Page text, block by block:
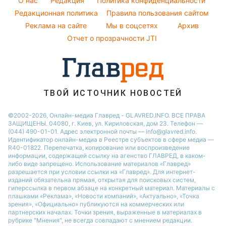
Новости Сум
Новости Черкассы
Пылевая буря
Модные ошибки
Новости моды
Советы от Андре Тана
Редакционная политика
Правила пользования сайтом
Реклама на сайте
Мы в соцсетях
Архив
Отчет о прозрачности JTI
ТВОЙ ИСТОЧНИК НОВОСТЕЙ
©2002-2026, Онлайн-медиа Главред - GLAVRED.INFO. ВСЕ ПРАВА
ЗАЩИЩЕНЫ. 04080, г. Киев, ул. Кириловская, дом 23. Телефон —
(044) 490-01-01. Адрес электронной почты — info@glavred.info.
Идентификатор онлайн-медиа в Реестре cубъектов в сфере медиа —
R40-01822. Перепечатка, копирование или воспроизведение
информации, содержащей ссылку на агенство ГЛАВРЕД, в каком-
либо виде запрещено. Использование материалов «Главред»
разрешается при условии ссылки на «Главред». Для интернет-
изданий обязательна прямая, открытая для поисковых систем,
гиперссылка в первом абзаце на конкретный материал. Материалы с
плашками «Реклама», «Новости компаний», «Актуально», «Точка
зрения», «Официально» публикуются на коммерческих или
партнерских началах. Точки зрения, выраженные в материалах в
рубрике "Мнения", не всегда совпадают с мнением редакции.